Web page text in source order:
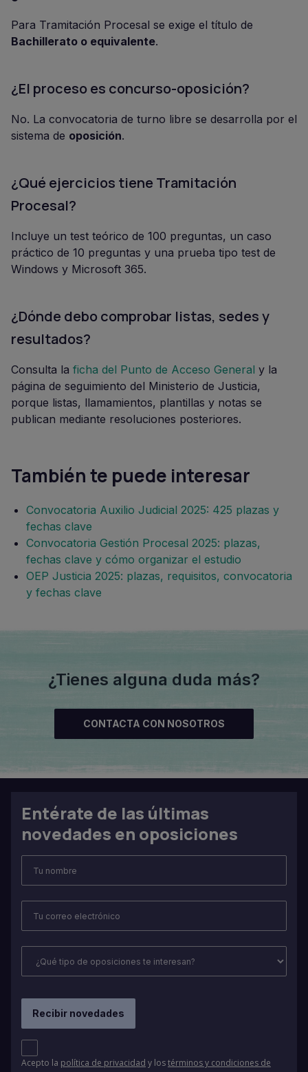
Para Tramitación Procesal se exige el título de
Bachillerato o equivalente.
¿El proceso es concurso-oposición?
No. La convocatoria de turno libre se desarrolla por el
sistema de oposición.
¿Qué ejercicios tiene Tramitación
Procesal?
Incluye un test teórico de 100 preguntas, un caso
práctico de 10 preguntas y una prueba tipo test de
Windows y Microsoft 365.
¿Dónde debo comprobar listas, sedes y
resultados?
Consulta la ficha del Punto de Acceso General y la
página de seguimiento del Ministerio de Justicia,
porque listas, llamamientos, plantillas y notas se
publican mediante resoluciones posteriores.
También te puede interesar
Convocatoria Auxilio Judicial 2025: 425 plazas y
fechas clave
Convocatoria Gestión Procesal 2025: plazas,
fechas clave y cómo organizar el estudio
OEP Justicia 2025: plazas, requisitos, convocatoria
y fechas clave
¿Tienes alguna duda más?
CONTACTA CON NOSOTROS
Entérate de las últimas
novedades en oposiciones
Acepto la política de privacidad y lostérminos y condiciones de